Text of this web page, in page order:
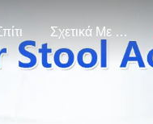
Σχετικά Με Εμάς